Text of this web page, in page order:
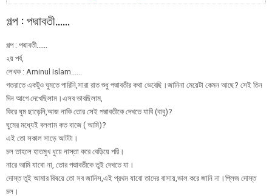
গল্প : পদ্মাবতী......
গল্প : পদ্মাবতী......
২য় পর্ব,
লেখক : Aminul Islam......
গতরাতে একটুও ঘুমতে পারিনি,সারা রাত শুধু পদ্মাবতীর কথা ভেবেছি।জানিনা মেয়েটা কেমন আছে? সেই তিন
দিন আগে দেখেছিলাম।এসব ভাবছিলাম,
কিরে ঘুম ছাড়েনি,আজ নাকি তোর সেই পদ্মাবতীকে দেখতে যাবি (বাবু)?
ঘুমের মধ্যেই বললাম কত বাজে ( আমি)?
এই তো সকাল সাড়ে আটটা।
চল তাহলে হাতমুখ ধুয়ে নাস্তা করে বেড়িয়ে পরি।
নারে আমি যাবো না, তোর পদ্মাবতীকে তুই দেখতে যা।
দোস্ত তুই আমার বিষয়ে তো সব জানিস,এই প্রথম যাবো তাদের বাসায়,ভাল করে জানি না।প্লিজ দোস্ত
চল।